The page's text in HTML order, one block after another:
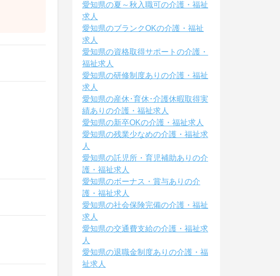
愛知県の夏～秋入職可の介護・福祉
求人
愛知県のブランクOKの介護・福祉
求人
愛知県の資格取得サポートの介護・
福祉求人
愛知県の研修制度ありの介護・福祉
求人
愛知県の産休･育休･介護休暇取得実
績ありの介護・福祉求人
愛知県の新卒OKの介護・福祉求人
愛知県の残業少なめの介護・福祉求
人
愛知県の託児所・育児補助ありの介
護・福祉求人
愛知県のボーナス・賞与ありの介
護・福祉求人
愛知県の社会保険完備の介護・福祉
求人
愛知県の交通費支給の介護・福祉求
人
愛知県の退職金制度ありの介護・福
祉求人